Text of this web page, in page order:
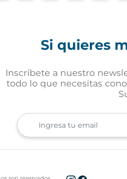
Si quieres
Inscríbete a nuestro
todo lo que necesitas